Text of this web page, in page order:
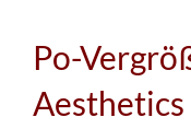
Po-
Aesthetics